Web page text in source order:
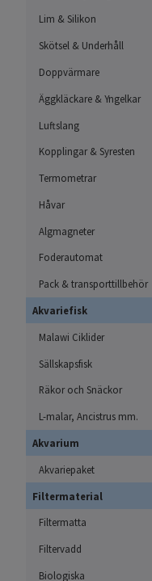
Lim & Silikon
Skötsel & Underhåll
Doppvärmare
Äggkläckare & Yngelkar
Luftslang
Kopplingar & Syresten
Termometrar
Håvar
Algmagneter
Foderautomat
Pack & transporttillbehör
Akvariefisk
Malawi Ciklider
Sällskapsfisk
Räkor och Snäckor
L-malar, Ancistrus mm.
Akvarium
Akvariepaket
Filtermaterial
Filtermatta
Filtervadd
Biologiska